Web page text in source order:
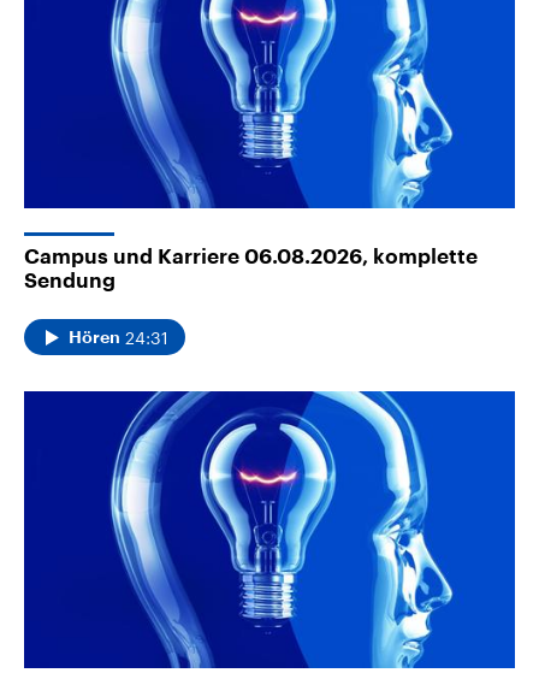
Campus und Karriere 06.08.2026, komplette
Sendung
Hören 24:31